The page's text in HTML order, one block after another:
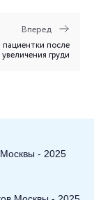
Вперед
после
увеличения груди
- 2025